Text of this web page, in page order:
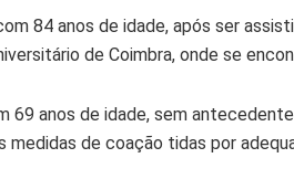
84 anos de idade, após ser
de Coimbra, onde se
69 anos de idade, sem
medidas de coação tidas por